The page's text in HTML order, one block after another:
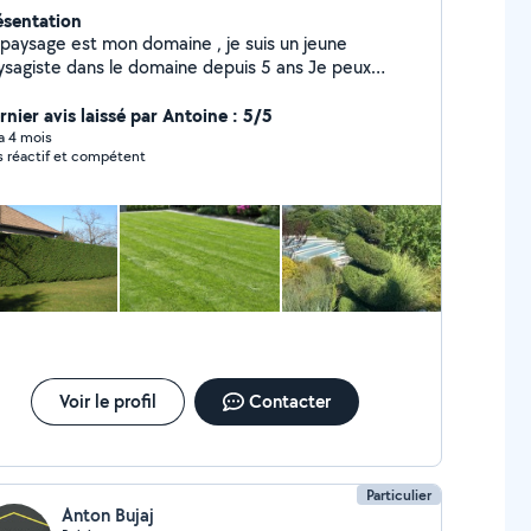
est mon domaine , je suis un jeune
dans le domaine depuis 5 ans Je peux
bricolage ou bien du nettoyage Hésitez pas à
un message si vous avez des questions ou
d'aide je suis toujours à votre écoute
avis laissé par Antoine : 5/5
4 mois
réactif et compétent
Voir le profil Contacter
Particulier
Anton Bujaj